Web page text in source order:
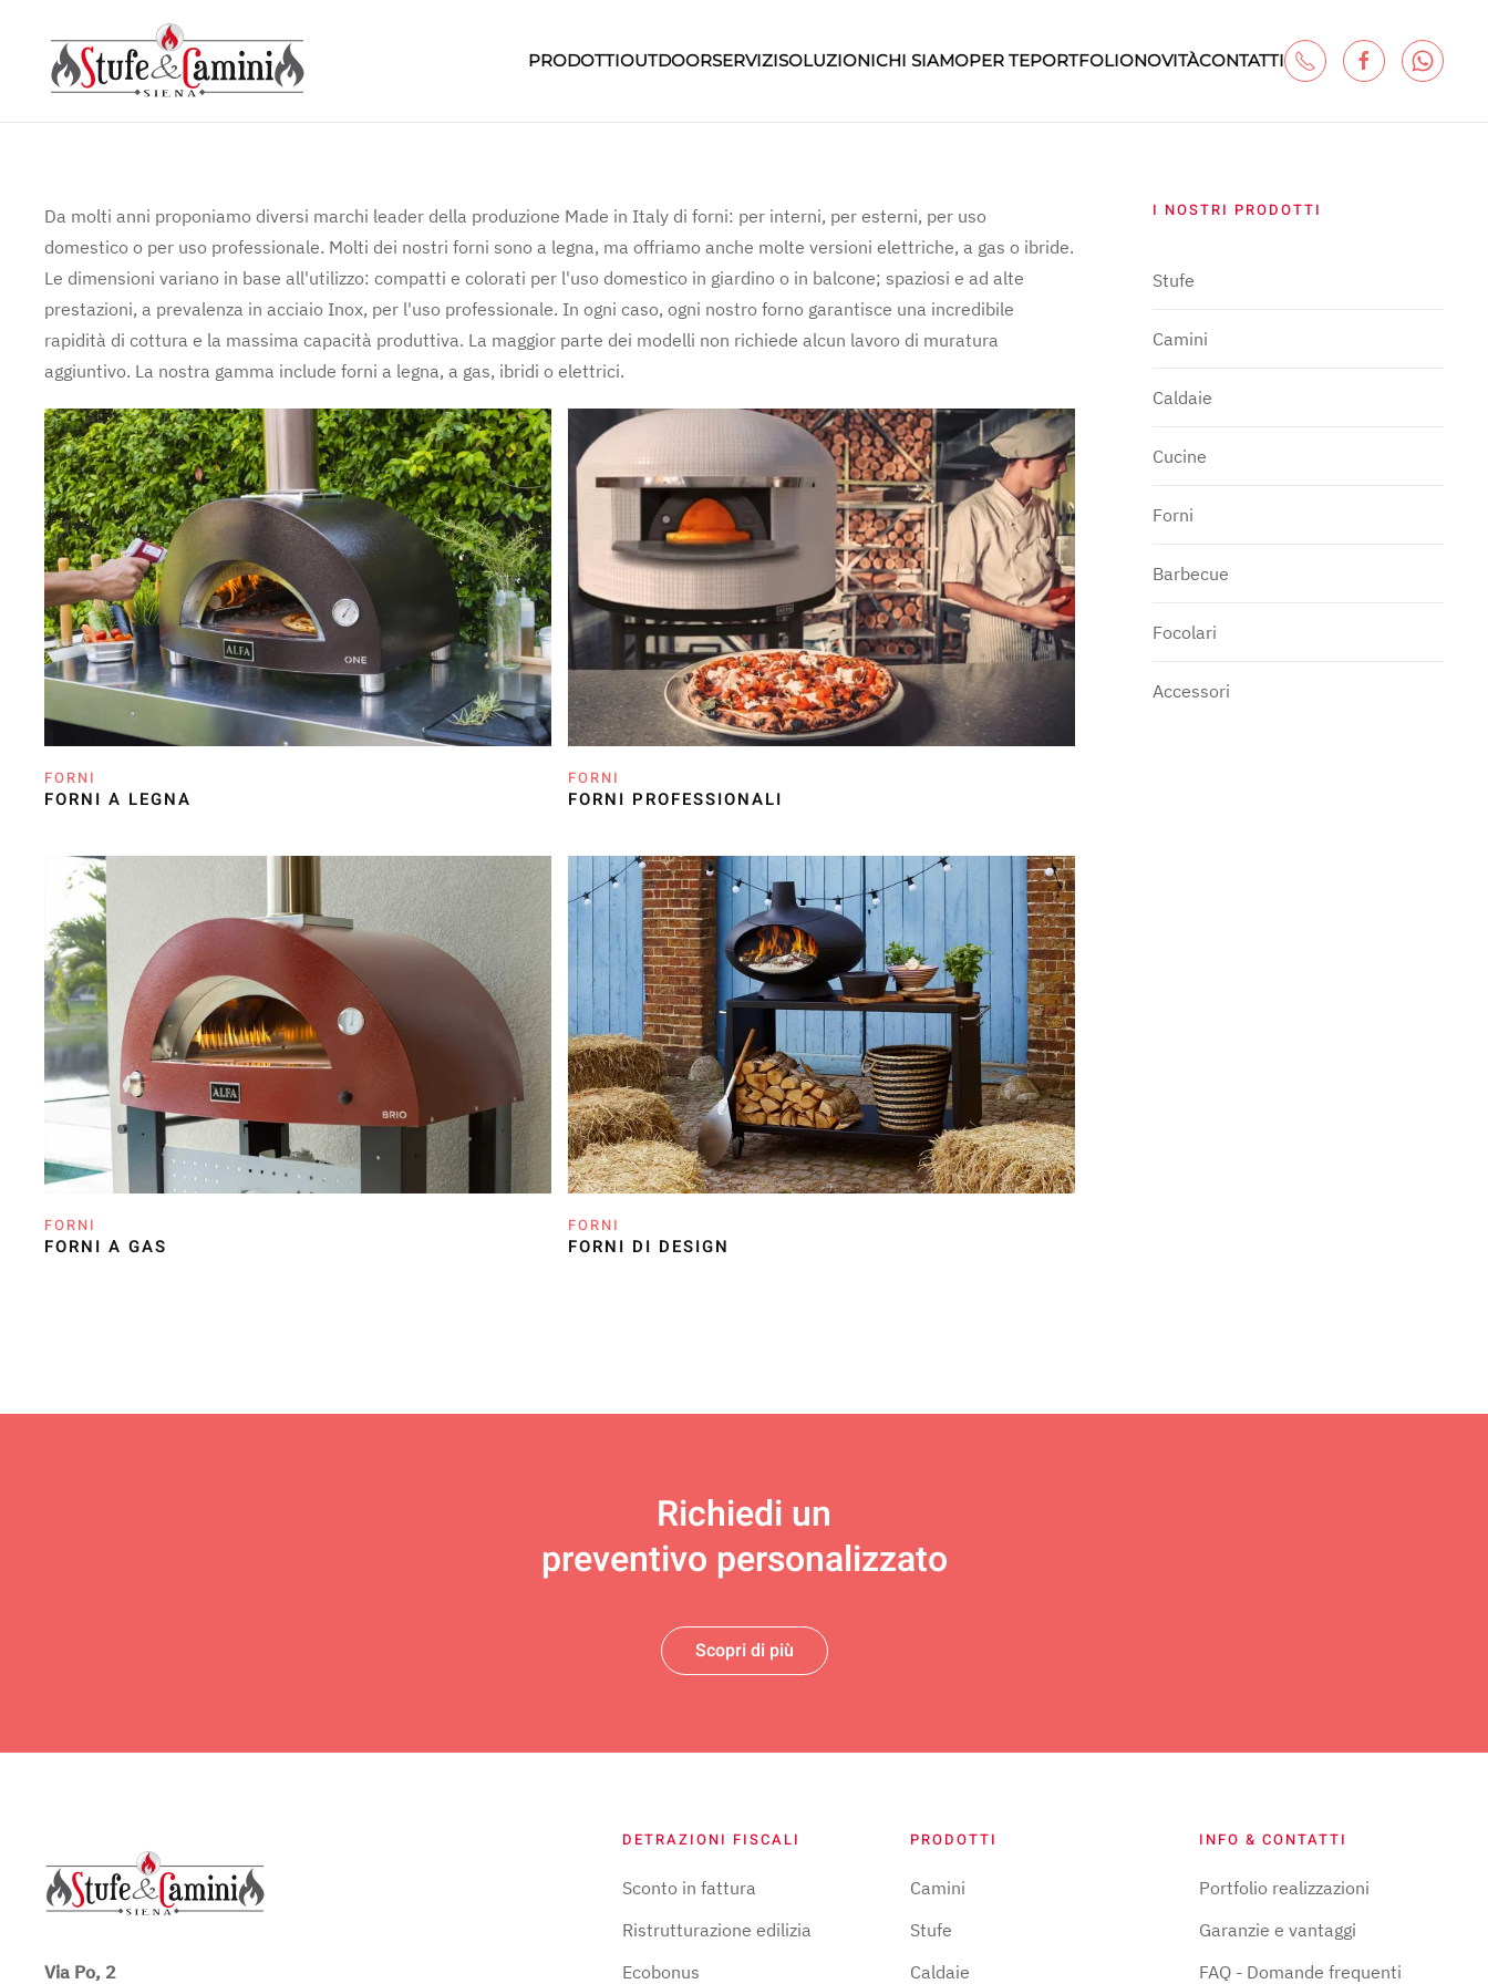
Skip
to
PRODOTTIOUTDOORSERVIZISOLUZIONICHI SIAMOPER TEPORTFOLIONOVITÀCONTATTI
Da molti anni proponiamo diversi marchi leader della produzione Made in Italy di forni: per interni, per esterni, per uso
domestico o per uso professionale. Molti dei nostri forni sono a legna, ma offriamo anche molte versioni elettriche, a gas o ibride.
Le dimensioni variano in base all'utilizzo: compatti e colorati per l'uso domestico in giardino o in balcone; spaziosi e ad alte
prestazioni, a prevalenza in acciaio Inox, per l'uso professionale. In ogni caso, ogni nostro forno garantisce una incredibile
rapidità di cottura e la massima capacità produttiva. La maggior parte dei modelli non richiede alcun lavoro di muratura
aggiuntivo. La nostra gamma include forni a legna, a gas, ibridi o elettrici.
FORNI
FORNI A LEGNA
FORNI
FORNI PROFESSIONALI
FORNI
FORNI A GAS
FORNI
FORNI DI DESIGN
I NOSTRI PRODOTTI
Stufe
Camini
Caldaie
Cucine
Forni
Barbecue
Focolari
Accessori
Richiedi un
preventivo personalizzato
Scopri di più
Via Po, 2
DETRAZIONI FISCALI
Sconto in fattura
Ristrutturazione edilizia
Ecobonus
PRODOTTI
Camini
Stufe
Caldaie
INFO & CONTATTI
Portfolio realizzazioni
Garanzie e vantaggi
FAQ - Domande frequenti